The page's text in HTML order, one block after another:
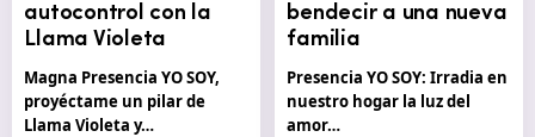
autocontrol con la
Llama Violeta
Magna Presencia YO SOY,
proyéctame un pilar de
Llama Violeta y…
bendecir a una nueva
familia
Presencia YO SOY: Irradia en
nuestro hogar la luz del
amor…